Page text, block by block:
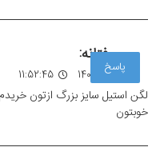
فتانه:
06 آبان 1403 11:52:45 پاسخ
لگن استیل سایز بزرگ ازتون
خوبتون